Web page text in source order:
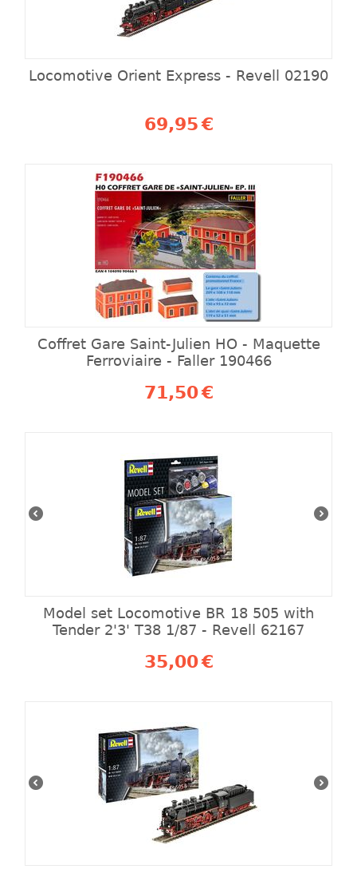
Locomotive Orient Express - Revell 02190
69,95€
Coffret Gare Saint-Julien HO - Maquette
Ferroviaire - Faller 190466
71,50€
Model set Locomotive BR 18 505 with
Tender 2'3' T38 1/87 - Revell 62167
35,00€